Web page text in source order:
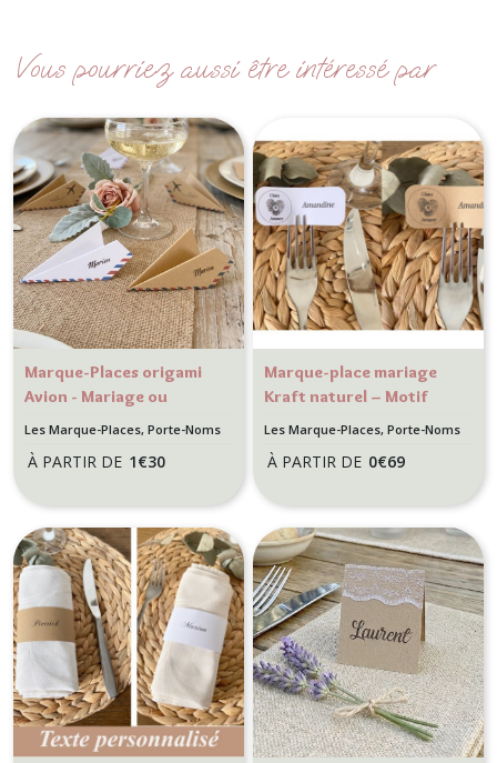
Vous pourriez aussi être intéressé par
Marque-Places origami
Avion - Mariage ou
Les Marque-Places, Porte-Noms
À PARTIR DE 1€30
Marque-place mariage
Kraft naturel – Motif
Les Marque-Places, Porte-Noms
À PARTIR DE 0€69